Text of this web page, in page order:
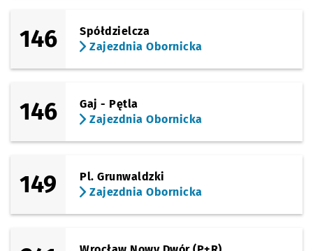
146
Spółdzielcza
Zajezdnia Obornicka
146
Gaj - Pętla
Zajezdnia Obornicka
149
Pl. Grunwaldzki
Zajezdnia Obornicka